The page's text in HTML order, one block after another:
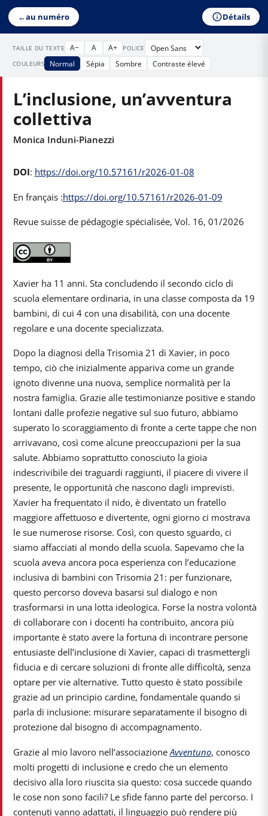
←au numéro Détails
TAILLE DU TEXTE A− A A+
POLICE
COULEURS
Normal Sépia Sombre Contraste élevé
L’inclusione, un’avventura
collettiva
Monica Induni-Pianezzi
DOI: https://doi.org/10.57161/r2026-01-08
En français :https://doi.org/10.57161/r2026-01-09
Revue suisse de pédagogie spécialisée, Vol. 16, 01/2026
Xavier ha 11 anni. Sta concludendo il secondo ciclo di
scuola elementare ordinaria, in una classe composta da 19
bambini, di cui 4 con una disabilità, con una docente
regolare e una docente specializzata.
Dopo la diagnosi della Trisomia 21 di Xavier, in poco
tempo, ciò che inizialmente appariva come un grande
ignoto divenne una nuova, semplice normalità per la
nostra famiglia. Grazie alle testimonianze positive e stando
lontani dalle profezie negative sul suo futuro, abbiamo
superato lo scoraggiamento di fronte a certe tappe che non
arrivavano, così come alcune preoccupazioni per la sua
salute. Abbiamo soprattutto conosciuto la gioia
indescrivibile dei traguardi raggiunti, il piacere di vivere il
presente, le opportunità che nascono dagli imprevisti.
Xavier ha frequentato il nido, è diventato un fratello
maggiore affettuoso e divertente, ogni giorno ci mostrava
le sue numerose risorse. Così, con questo sguardo, ci
siamo affacciati al mondo della scuola. Sapevamo che la
scuola aveva ancora poca esperienza con l’educazione
inclusiva di bambini con Trisomia 21: per funzionare,
questo percorso doveva basarsi sul dialogo e non
trasformarsi in una lotta ideologica. Forse la nostra volontà
di collaborare con i docenti ha contribuito, ancora più
importante è stato avere la fortuna di incontrare persone
entusiaste dell’inclusione di Xavier, capaci di trasmettergli
fiducia e di cercare soluzioni di fronte alle difficoltà, senza
optare per vie alternative. Tutto questo è stato possibile
grazie ad un principio cardine, fondamentale quando si
parla di inclusione: misurare separatamente il bisogno di
protezione dal bisogno di accompagnamento.
Grazie al mio lavoro nell’associazione Avventuno, conosco
molti progetti di inclusione e credo che un elemento
decisivo alla loro riuscita sia questo: cosa succede quando
le cose non sono facili? Le sfide fanno parte del percorso. I
contenuti vanno adattati, il linguaggio può rendere più